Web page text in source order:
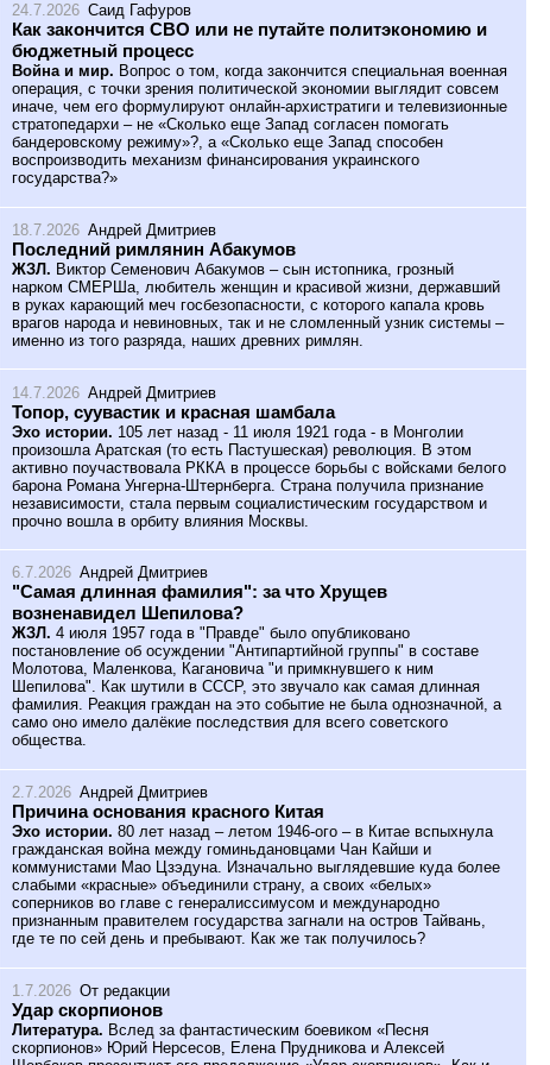
24.7.2026 Саид Гафуров
Как закончится СВО или не путайте политэкономию и
бюджетный процесс
Война и мир. Вопрос о том, когда закончится специальная военная
операция, с точки зрения политической экономии выглядит совсем
иначе, чем его формулируют онлайн-архистратиги и телевизионные
стратопедархи – не «Сколько еще Запад согласен помогать
бандеровскому режиму»?, а «Сколько еще Запад способен
воспроизводить механизм финансирования украинского
государства?»
18.7.2026 Андрей Дмитриев
Последний римлянин Абакумов
ЖЗЛ. Виктор Семенович Абакумов – сын истопника, грозный
нарком СМЕРШа, любитель женщин и красивой жизни, державший
в руках карающий меч госбезопасности, с которого капала кровь
врагов народа и невиновных, так и не сломленный узник системы –
именно из того разряда, наших древних римлян.
14.7.2026 Андрей Дмитриев
Топор, суувастик и красная шамбала
Эхо истории. 105 лет назад - 11 июля 1921 года - в Монголии
произошла Аратская (то есть Пастушеская) революция. В этом
активно поучаствовала РККА в процессе борьбы с войсками белого
барона Романа Унгерна-Штернберга. Страна получила признание
независимости, стала первым социалистическим государством и
прочно вошла в орбиту влияния Москвы.
6.7.2026 Андрей Дмитриев
"Самая длинная фамилия": за что Хрущев
возненавидел Шепилова?
ЖЗЛ. 4 июля 1957 года в "Правде" было опубликовано
постановление об осуждении "Антипартийной группы" в составе
Молотова, Маленкова, Кагановича "и примкнувшего к ним
Шепилова". Как шутили в СССР, это звучало как самая длинная
фамилия. Реакция граждан на это событие не была однозначной, а
само оно имело далёкие последствия для всего советского
общества.
2.7.2026 Андрей Дмитриев
Причина основания красного Китая
Эхо истории. 80 лет назад – летом 1946-ого – в Китае вспыхнула
гражданская война между гоминьдановцами Чан Кайши и
коммунистами Мао Цзэдуна. Изначально выглядевшие куда более
слабыми «красные» объединили страну, а своих «белых»
соперников во главе с генералиссимусом и международно
признанным правителем государства загнали на остров Тайвань,
где те по сей день и пребывают. Как же так получилось?
1.7.2026 От редакции
Удар скорпионов
Литература. Вслед за фантастическим боевиком «Песня
скорпионов» Юрий Нерсесов, Елена Прудникова и Алексей